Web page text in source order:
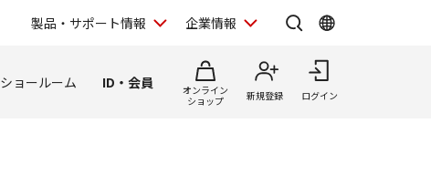
製品・サポート情報 企業情報
ショールーム ID・会員
オンライン
ショップ
新規登録 ログイン